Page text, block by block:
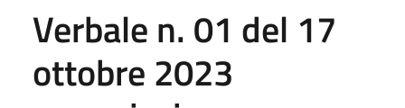
Verbale n. 01 del 17
ottobre 2023